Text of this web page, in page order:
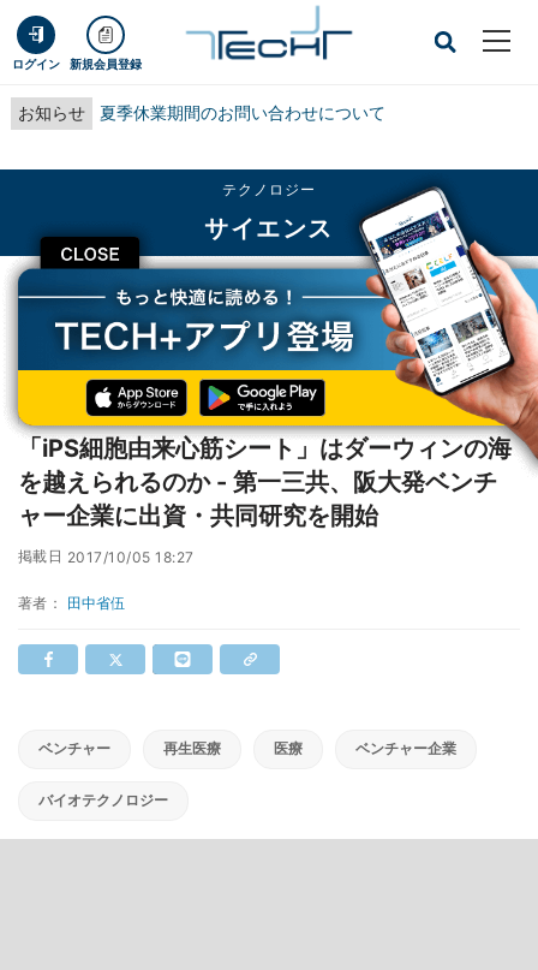
ログイン 新規会員登録
お知らせ 夏季休業期間のお問い合わせについて
CLOSE
テクノロジー
サイエンス
TECH+ テクノロジー
サイエンス
「iPS細胞由来心筋シート」はダーウィンの海を越えられるのか - 第一三共、阪
大発ベンチャー企業に出資・共同研究を開始
レポート
「iPS細胞由来心筋シート」はダーウィンの海
を越えられるのか - 第一三共、阪大発ベンチ
ャー企業に出資・共同研究を開始
掲載日 2017/10/05 18:27
著者： 田中省伍
ベンチャー 再生医療 医療 ベンチャー企業
バイオテクノロジー